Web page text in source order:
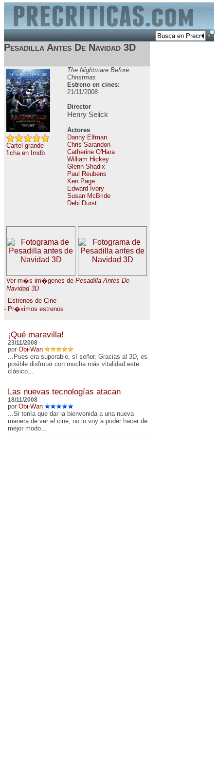
Pesadilla Antes De Navidad 3D
The Nightmare Before
Christmas
Estreno en cines:
21/11/2008
Director
Henry Selick
Actores
Danny Elfman
Chris Sarandon
Catherine O'Hara
William Hickey
Glenn Shadix
Paul Reubens
Ken Page
Edward Ivory
Susan McBride
Debi Durst
Cartel grande
ficha en Imdb
Ver m�s im�genes de Pesadilla Antes De
Navidad 3D
- Estrenos de Cine
- Pr�ximos estrenos
¡Qué maravilla!
23/11/2008
porObi-Wan
...Pues era superable, sí señor. Gracias al 3D, es
posible disfrutar con mucha más vitalidad este
clásico...
Las nuevas tecnologías atacan
18/11/2008
porObi-Wan
...Si tenía que dar la bienvenida a una nueva
manera de ver el cine, no lo voy a poder hacer de
mejor modo...